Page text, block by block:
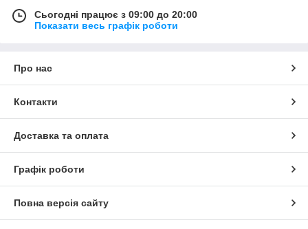
Сьогодні працює з 09:00 до 20:00
Показати весь графік роботи
Про нас
Контакти
Доставка та оплата
Графік роботи
Повна версія сайту